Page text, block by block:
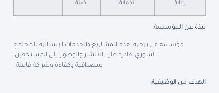
رعاية
الحماية
أضنة
نبذة عن المؤسسة:
مؤسسة غير ربحية تقدم المشاريع والخدمات الإنسانية للمجتمع
السوري، قادرة على الانتشار والوصول إلى المستحقين،
بمصداقية وكفاءة وشراكة فاعلة .
الهدف من الوظيفية: